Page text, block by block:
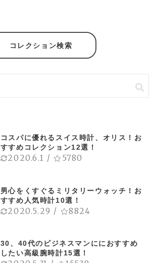
コレクション検索
コスパに優れるスイス時計、オリス！お
すすめコレクション12選！
2020.6.1 / 5780
男心をくすぐるミリタリーウォッチ！お
すすめ人気時計10選！
2020.5.29 / 8824
30、40代のビジネスマンににおすすめ
したい高級腕時計15選！